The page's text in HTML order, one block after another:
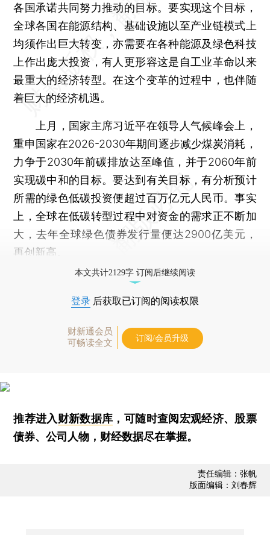
各国承诺共同努力推动的目标。要实现这个目标，
全球各国在能源结构、基础设施以至产业链模式上
均须作出巨大转变，亦需要在各种能源及绿色科技
上作出庞大投资，有人更形容这是自工业革命以来
最重大的经济转型。在这个变革的过程中，也伴随
着巨大的经济机遇。
上月，国家主席习近平在领导人气候峰会上，
重申国家在2026-2030年期间逐步减少煤炭消耗，
力争于2030年前碳排放达至峰值，并于2060年前
实现碳中和的目标。要达到有关目标，有分析预计
所需的绿色低碳投资便超过百万亿元人民币。事实
上，全球在低碳转型过程中对资金的需求正不断加
大，去年全球绿色债券发行量便达2900亿美元，
再创新高。
本文共计2129字 订阅后继续阅读
登录 后获取已订阅的阅读权限
财新通会员
可畅读全文
订阅/会员升级
推荐进入财新数据库 ，可随时查阅宏观经济、股票
债券、公司人物，财经数据尽在掌握。
责任编辑：张帆
版面编辑：刘春辉